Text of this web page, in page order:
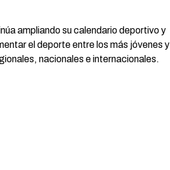
ampliando su calendario deportivo y
el deporte entre los más jóvenes y
nacionales e internacionales.